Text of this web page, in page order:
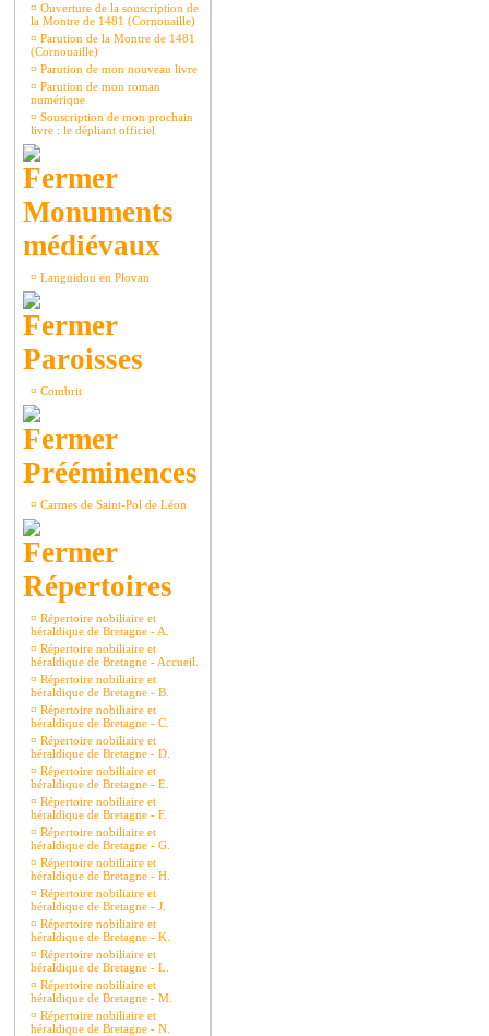
¤ Ouverture de la souscription de
la Montre de 1481 (Cornouaille)
¤ Parution de la Montre de 1481
(Cornouaille)
¤ Parution de mon nouveau livre
¤ Parution de mon roman
numérique
¤ Souscription de mon prochain
livre : le dépliant officiel
Monuments
médiévaux
¤ Languidou en Plovan
Paroisses
¤ Combrit
Prééminences
¤ Carmes de Saint-Pol de Léon
Répertoires
¤ Répertoire nobiliaire et
héraldique de Bretagne - A.
¤ Répertoire nobiliaire et
héraldique de Bretagne - Accueil.
¤ Répertoire nobiliaire et
héraldique de Bretagne - B.
¤ Répertoire nobiliaire et
héraldique de Bretagne - C.
¤ Répertoire nobiliaire et
héraldique de Bretagne - D.
¤ Répertoire nobiliaire et
héraldique de Bretagne - E.
¤ Répertoire nobiliaire et
héraldique de Bretagne - F.
¤ Répertoire nobiliaire et
héraldique de Bretagne - G.
¤ Répertoire nobiliaire et
héraldique de Bretagne - H.
¤ Répertoire nobiliaire et
héraldique de Bretagne - J.
¤ Répertoire nobiliaire et
héraldique de Bretagne - K.
¤ Répertoire nobiliaire et
héraldique de Bretagne - L.
¤ Répertoire nobiliaire et
héraldique de Bretagne - M.
¤ Répertoire nobiliaire et
héraldique de Bretagne - N.